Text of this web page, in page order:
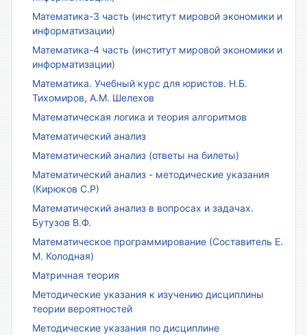
Математика-3 часть (институт мировой экономики и
информатизации)
Математика-4 часть (институт мировой экономики и
информатизации)
Математика. Учебный курс для юристов. Н.Б.
Тихомиров, А.М. Шелехов
Математическая логика и теория алгоритмов
Математический анализ
Математический анализ (ответы на билеты)
Математический анализ - методические указания
(Кирюков С.Р)
Математический анализ в вопросах и задачах.
Бутузов В.Ф.
Математическое программирование (Составитель Е.
М. Колодная)
Матричная теория
Методические указания к изучению дисциплины
теории вероятностей
Методические указания по дисциплине